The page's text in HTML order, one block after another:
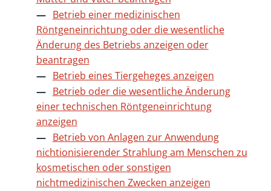
Betrieb einer medizinischen
Röntgeneinrichtung oder die wesentliche
Änderung des Betriebs anzeigen oder
beantragen
Betrieb eines Tiergeheges anzeigen
Betrieb oder die wesentliche Änderung
einer technischen Röntgeneinrichtung
anzeigen
Betrieb von Anlagen zur Anwendung
nichtionisierender Strahlung am Menschen zu
kosmetischen oder sonstigen
nichtmedizinischen Zwecken anzeigen